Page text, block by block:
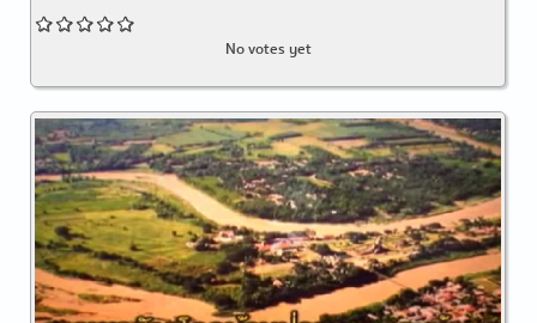
No votes yet